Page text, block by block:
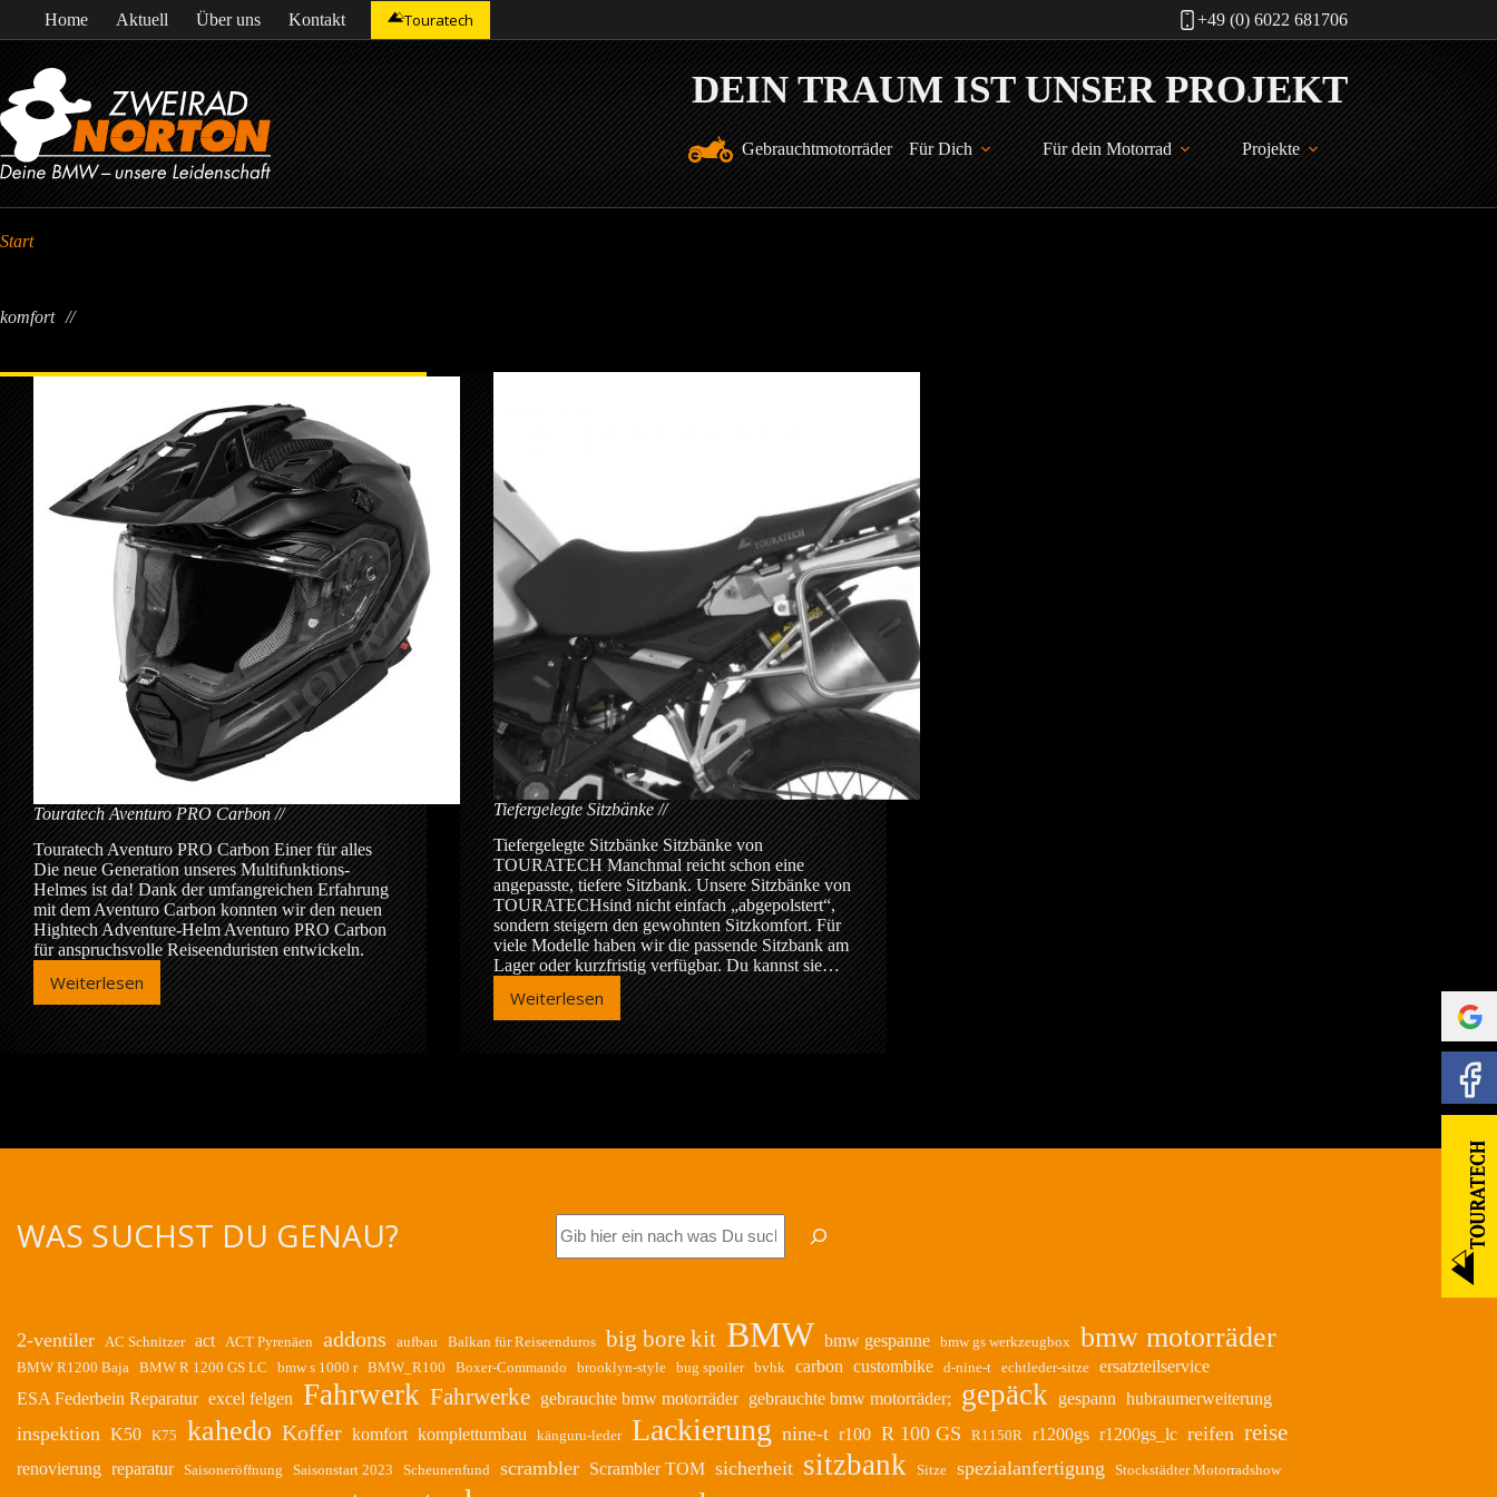
Home Aktuell Über uns Kontakt Touratech +49 (0) 6022 681706
Gebrauchtmotorräder Für Dich Für dein Motorrad Projekte
Start
komfort
Touratech Aventuro PRO Carbon
Touratech Aventuro PRO Carbon Einer für alles
Die neue Generation unseres Multifunktions-
Helmes ist da! Dank der umfangreichen Erfahrung
mit dem Aventuro Carbon konnten wir den neuen
Hightech Adventure-Helm Aventuro PRO Carbon
für anspruchsvolle Reiseenduristen entwickeln.
Weiterlesen
Touratech
Aventuro
Carbon
Tiefergelegte Sitzbänke
Tiefergelegte Sitzbänke Sitzbänke von
TOURATECH Manchmal reicht schon eine
angepasste, tiefere Sitzbank. Unsere Sitzbänke von
TOURATECHsind nicht einfach „abgepolstert“,
sondern steigern den gewohnten Sitzkomfort. Für
viele Modelle haben wir die passende Sitzbank am
Lager oder kurzfristig verfügbar. Du kannst sie…
WeiterlesenTiefergelegte
Sitzbänke
WAS SUCHST DU GENAU?
2-ventiler AC Schnitzer act ACT Pyrenäen addons aufbau Balkan für Reiseenduros big bore kit BMW bmw gespanne bmw gs werkzeugbox bmw motorräder
BMW R1200 Baja BMW R 1200 GS LC bmw s 1000 r BMW_R100 Boxer-Commando brooklyn-style bug spoiler bvhk carbon custombike d-nine-t echtleder-sitze ersatzteilservice
ESA Federbein Reparatur excel felgen Fahrwerk Fahrwerke gebrauchte bmw motorräder gebrauchte bmw motorräder; gepäck gespann hubraumerweiterung
inspektion K50 K75 kahedo Koffer komfort komplettumbau känguru-leder Lackierung nine-t r100 R 100 GS R1150R r1200gs r1200gs_lc reifen reise
renovierung reparatur Saisoneröffnung Saisonstart 2023 Scheunenfund scrambler Scrambler TOM sicherheit sitzbank Sitze spezialanfertigung Stockstädter Motorradshow